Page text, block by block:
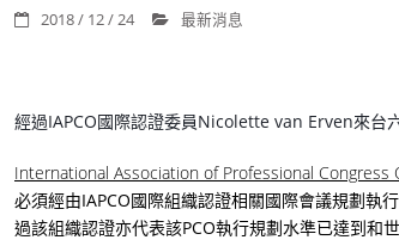
2018 / 12 / 24 最新消息
經過IAPCO國際認證委員Nicolette van Erven來台
International Association of Professional Congress
必須經由IAPCO國際組織認證相關國際會議規劃執
過該組織認證亦代表該PCO執行規劃水準已達到和